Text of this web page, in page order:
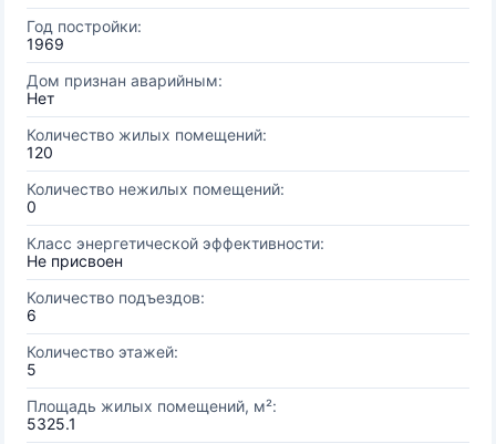
Год постройки:
1969
Дом признан аварийным:
Нет
Количество жилых помещений:
120
Количество нежилых помещений:
0
Класс энергетической эффективности:
Не присвоен
Количество подъездов:
6
Количество этажей:
5
Площадь жилых помещений, м²:
5325.1